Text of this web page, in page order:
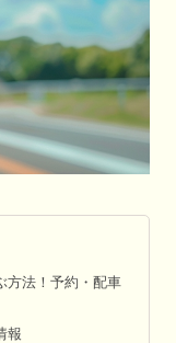
方法！予約・配車
報